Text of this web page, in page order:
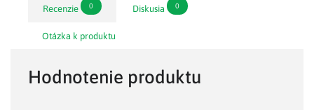
Recenzie 0 Diskusia 0
Otázka k produktu
Hodnotenie produktu